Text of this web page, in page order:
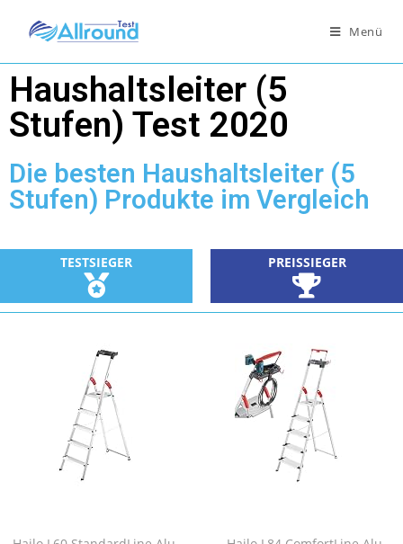
Menü
Haushaltsleiter (5
Stufen) Test 2020
Die besten Haushaltsleiter (5
Stufen) Produkte im Vergleich
TESTSIEGER PREISSIEGER